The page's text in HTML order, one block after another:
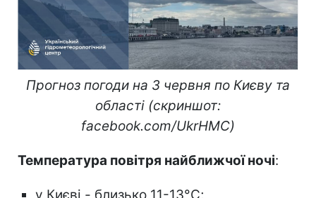
Прогноз погоди на 3 червня по Києву та
області (скриншот:
facebook.com/UkrHMC)
Температура повітря найближчої ночі: